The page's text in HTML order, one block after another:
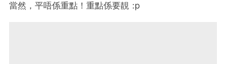
當然，平唔係重點！重點係要靚 :p